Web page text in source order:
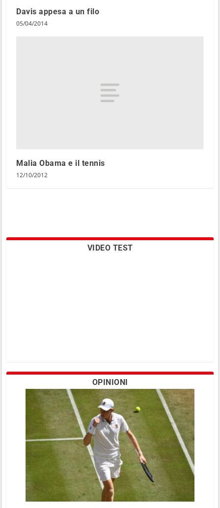
Davis appesa a un filo
05/04/2014
Malia Obama e il tennis
12/10/2012
VIDEO TEST
OPINIONI